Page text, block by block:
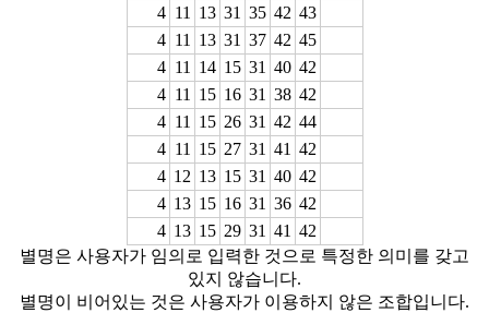
4 11 13 31 35 42 43
4 11 13 31 37 42 45
4 11 14 15 31 40 42
4 11 15 16 31 38 42
4 11 15 26 31 42 44
4 11 15 27 31 41 42
4 12 13 15 31 40 42
4 13 15 16 31 36 42
4 13 15 29 31 41 42
별명은 사용자가 임의로 입력한 것으로 특정한 의미를 갖고
있지 않습니다.
별명이 비어있는 것은 사용자가 이용하지 않은 조합입니다.